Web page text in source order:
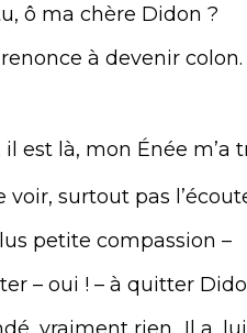
ô ma chère Didon ?
à devenir colon.
il est là, mon Énée m’a
voir, surtout pas
petite compassion –
– oui ! – à quitter